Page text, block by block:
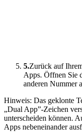
5.Zurück auf
Apps. Öffnen Sie
anderen Nummer
Hinweis: Das geklonte
„Dual App”-Zeichen
unterscheiden können.
Apps nebeneinander